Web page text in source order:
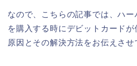
なので、こちらの記事では、ハ
を購入する時にデビットカードが
原因とその解決方法をお伝えさせ